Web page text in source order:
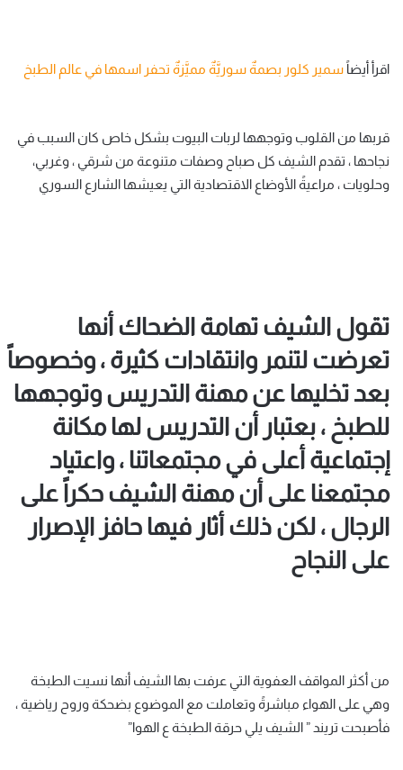
اقرأ أيضاً سمير كلور بصمةٌ سوريَّةٌ مميَّزةٌ تحفر اسمها في عالم الطبخ
قربها من القلوب وتوجهها لربات البيوت بشكل خاص كان السبب في
نجاحها ، تقدم الشيف كل صباح وصفات متنوعة من شرقي ، وغربي،
وحلويات ، مراعيةً الأوضاع الاقتصادية التي يعيشها الشارع السوري
تقول الشيف تهامة الضحاك أنها
تعرضت لتنمر وانتقادات كثيرة ، وخصوصاً
بعد تخليها عن مهنة التدريس وتوجهها
للطبخ ، بعتبار أن التدريس لها مكانة
إجتماعية أعلى في مجتمعاتنا ، واعتياد
مجتمعنا على أن مهنة الشيف حكراً على
الرجال ، لكن ذلك أثار فيها حافز الإصرار
على النجاح
من أكثر المواقف العفوية التي عرفت بها الشيف أنها نسيت الطبخة
وهي على الهواء مباشرةً وتعاملت مع الموضوع بضحكة وروح رياضية ،
فأصبحت تريند ” الشيف يلي حرقة الطبخة ع الهوا”